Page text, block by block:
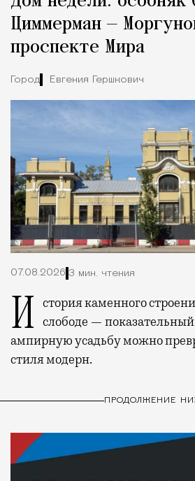
Циммерман —
проспекте Мира
Город Евгения Гершкович
07.08.2026 3 мин. чтения
История каменного строения в Мещанской слободе —
ампирную усадьбу можно
стиля модерн.
ПРОДОЛЖЕНИЕ